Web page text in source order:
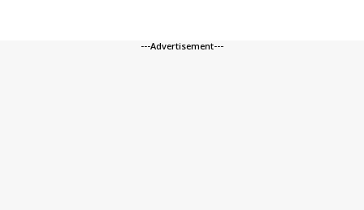
---Advertisement---